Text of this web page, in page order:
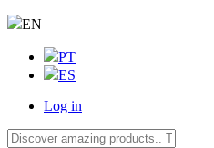
EN
PT
ES
account
Log in